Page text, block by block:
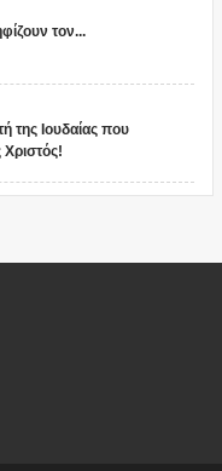
τον...
της Ιουδαίας που